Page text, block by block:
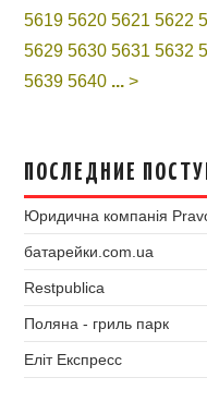
5619 5620 5621 5622
5629 5630 5631 5632
5639 5640 ... >
ПОСЛЕДНИЕ
Юридична компанія
батарейки.com.ua
Restpublica
Поляна - гриль парк
Еліт Експресс